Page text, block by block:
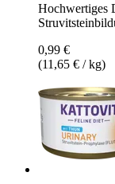
Hochwertiges
0,99 €
(11,65 € / kg)